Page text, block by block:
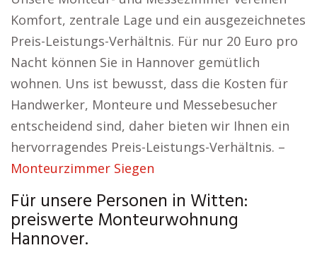
Komfort, zentrale Lage und ein ausgezeichnetes
Preis-Leistungs-Verhältnis. Für nur 20 Euro pro
Nacht können Sie in Hannover gemütlich
wohnen. Uns ist bewusst, dass die Kosten für
Handwerker, Monteure und Messebesucher
entscheidend sind, daher bieten wir Ihnen ein
hervorragendes Preis-Leistungs-Verhältnis. –
Monteurzimmer Siegen
Für unsere Personen in Witten:
preiswerte Monteurwohnung
Hannover.